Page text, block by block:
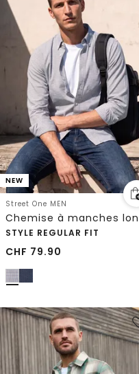
NEW
Street One MEN
STYLE REGULAR FIT
CHF 79.90